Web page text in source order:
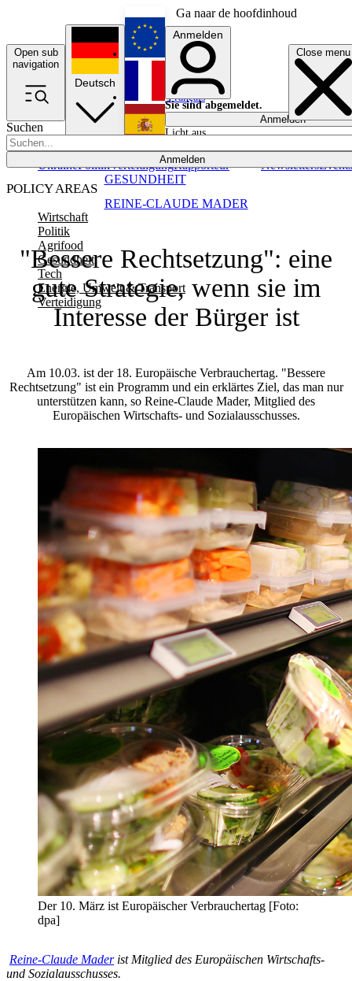
Ga naar de hoofdinhoud
Open sub
navigation
Close menu
Suchen
Anmelden
POLICY AREAS
Wirtschaft
Politik
Agrifood
Gesundheit
Tech
Energie, Umwelt & Transport
Verteidigung
UkrainePolitikVerteidigungRapporteur NewslettersEvents
Deutsch
English
Français
Anmelden
Sie sind abgemeldet.
Anmelden
Licht aus
"Bessere Rechtsetzung": eine
gute Strategie, wenn sie im
Interesse der Bürger ist
Am 10.03. ist der 18. Europäische Verbrauchertag. "Bessere
Rechtsetzung" ist ein Programm und ein erklärtes Ziel, das man nur
unterstützen kann, so Reine-Claude Mader, Mitglied des
Europäischen Wirtschafts- und Sozialausschusses.
REINE-CLAUDE MADER
GESUNDHEIT
Der 10. März ist Europäischer Verbrauchertag [Foto:
dpa]
Reine-Claude Maderist Mitglied des Europäischen Wirtschafts-
und Sozialausschusses.